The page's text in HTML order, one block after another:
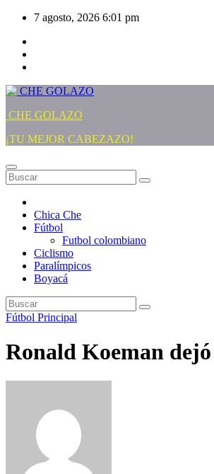
Saltar
contenido
7 agosto, 2026 6:01 pm
CHE GOLAZO
¡TU MEJOR CABEZAZO!
Chica Che
Fútbol
Futbol colombiano
Ciclismo
Paralímpicos
Boyacá
Fútbol Principal
Ronald Koeman